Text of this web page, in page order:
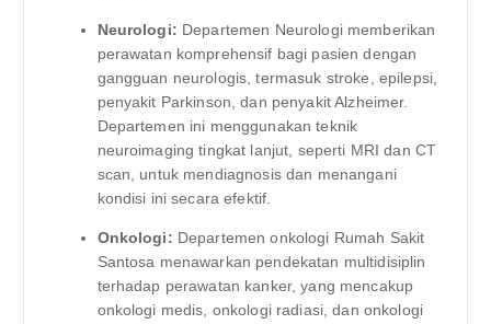
Neurologi: Departemen Neurologi memberikan
perawatan komprehensif bagi pasien dengan
gangguan neurologis, termasuk stroke, epilepsi,
penyakit Parkinson, dan penyakit Alzheimer.
Departemen ini menggunakan teknik
neuroimaging tingkat lanjut, seperti MRI dan CT
scan, untuk mendiagnosis dan menangani
kondisi ini secara efektif.
Onkologi: Departemen onkologi Rumah Sakit
Santosa menawarkan pendekatan multidisiplin
terhadap perawatan kanker, yang mencakup
onkologi medis, onkologi radiasi, dan onkologi